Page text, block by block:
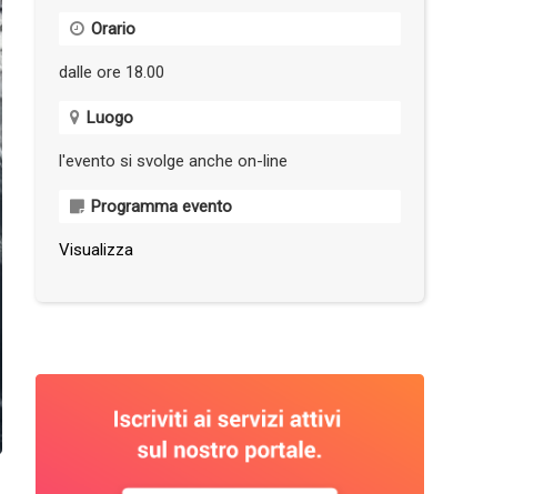
Orario
dalle ore 18.00
Luogo
l'evento si svolge anche on-line
Programma evento
Visualizza